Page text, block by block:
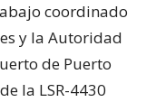
coordinado
y la Autoridad
de Puerto
la LSR-4430